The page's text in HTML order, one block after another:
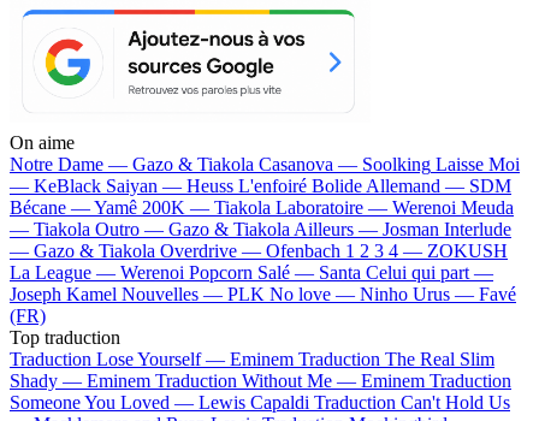
On aime
Notre Dame — Gazo & Tiakola Casanova — Soolking Laisse Moi
— KeBlack Saiyan — Heuss L'enfoiré Bolide Allemand — SDM
Bécane —Yamê 200K — Tiakola Laboratoire — Werenoi Meuda
— Tiakola Outro — Gazo & Tiakola Ailleurs — Josman Interlude
— Gazo & Tiakola Overdrive — Ofenbach 1 2 3 4 — ZOKUSH
La League — Werenoi Popcorn Salé — Santa Celui qui part —
Joseph Kamel Nouvelles — PLK No love — Ninho Urus — Favé
(FR)
Top traduction
Traduction Lose Yourself — Eminem Traduction The Real Slim
Shady — Eminem Traduction Without Me — Eminem Traduction
Someone You Loved — Lewis Capaldi Traduction Can't Hold Us